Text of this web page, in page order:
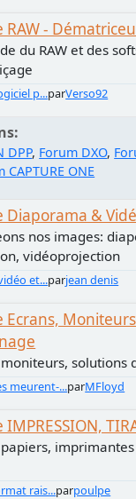
RAW -
du RAW et des
p...parVerso92
DPP Forum DXO
CAPTURE ONE
Diaporama &
nos images:
vidéoprojection
et...parjean denis
Ecrans,
moniteurs, solutions
meurent-...parMFloyd
IMPRESSION,
papiers,
rais...parpoulpe